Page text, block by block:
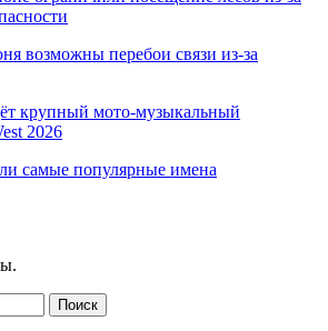
возможны перебои связи из-за
крупный мото-музыкальный
2026
самые популярные имена